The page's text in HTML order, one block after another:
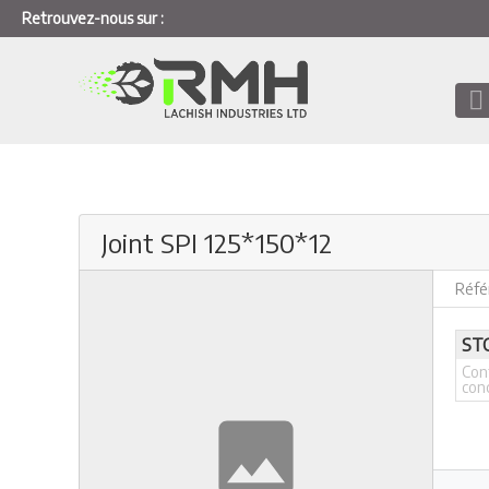
Retrouvez-nous sur :
Joint SPI 125*150*12